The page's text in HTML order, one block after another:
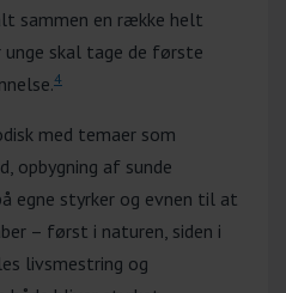
sammen en række helt
skal tage de første
4
med temaer som
opbygning af sunde
egne styrker og evnen til at
– først i naturen, siden i
livsmestring og